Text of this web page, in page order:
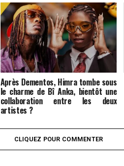
Après Dementos, Himra tombe sous
le charme de Bî Anka, bientôt une
collaboration entre les deux
artistes ?
CLIQUEZ POUR COMMENTER